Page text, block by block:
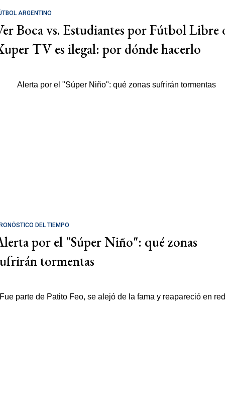
ARGENTINO
Boca vs. Estudiantes por Fútbol Libre
TV es ilegal: por dónde hacerlo
DEL TIEMPO
por el "Súper Niño": qué zonas
tormentas